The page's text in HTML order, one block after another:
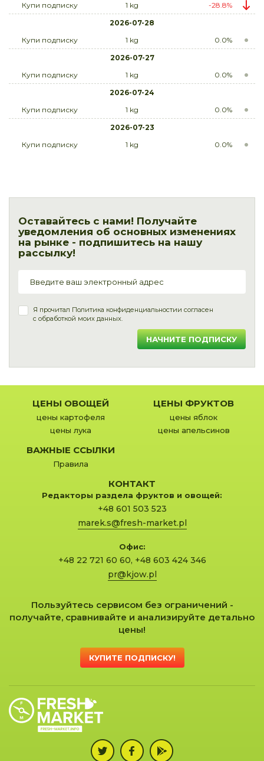
Купи подписку
1 kg
-28.8%
2026-07-28
Купи подписку
1 kg
0.0%
2026-07-27
Купи подписку
1 kg
0.0%
2026-07-24
Купи подписку
1 kg
0.0%
2026-07-23
Купи подписку
1 kg 0.0%
Оставайтесь с нами! Получайте
уведомления об основных изменениях
на рынке - подпишитесь на нашу
рассылку!
Я прочитал Политика конфиденциальностии согласен
с обработкой моих данных.
НАЧНИТЕ ПОДПИСКУ
ЦЕНЫ ОВОЩЕЙ
цены картофеля
цены лука
ЦЕНЫ ФРУКТОВ
цены яблок
цены апельсинов
ВАЖНЫЕ ССЫЛКИ
Правила
КОНТАКТ
Редакторы раздела фруктов и овощей:
+48 601 503 523
marek.s@fresh-market.pl
Офис:
+48 22 721 60 60, +48 603 424 346
pr@kjow.pl
Пользуйтесь сервисом без ограничений -
получайте, сравнивайте и анализируйте детально
цены!
КУПИТЕ ПОДПИСКУ!